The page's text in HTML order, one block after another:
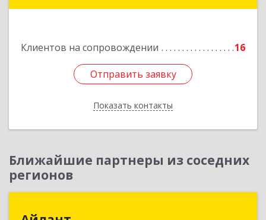
Клиентов на сопровождении 16
Отправить заявку
Показать контакты
Отправить заявку
Назад
Ближайшие партнеры из соседних
регионов